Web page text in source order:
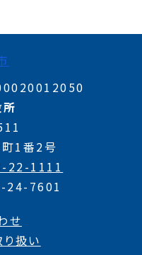
1番2号
22-1111
24-7601
せ
扱い